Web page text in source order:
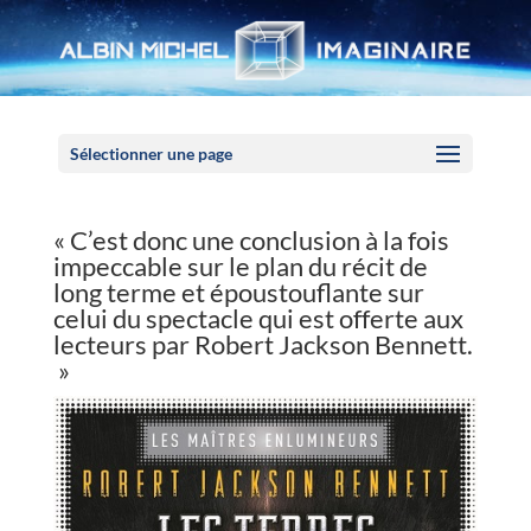
Sélectionner une page
« C’est donc une conclusion à la fois
impeccable sur le plan du récit de
long terme et époustouflante sur
celui du spectacle qui est offerte aux
lecteurs par Robert Jackson Bennett.
»
Panneau de gestion des cookies